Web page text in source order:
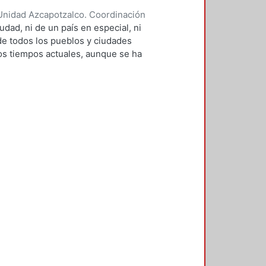
Azcapotzalco. Coordinación
JORGE JAVIER
ni de un país en especial, ni
todos los pueblos y ciudades
tiempos actuales, aunque se ha